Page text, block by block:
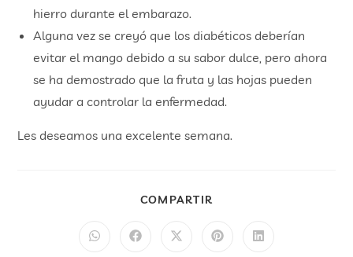
hierro durante el embarazo.
Alguna vez se creyó que los diabéticos deberían
evitar el mango debido a su sabor dulce, pero ahora
se ha demostrado que la fruta y las hojas pueden
ayudar a controlar la enfermedad.
Les deseamos una excelente semana.
COMPARTIR